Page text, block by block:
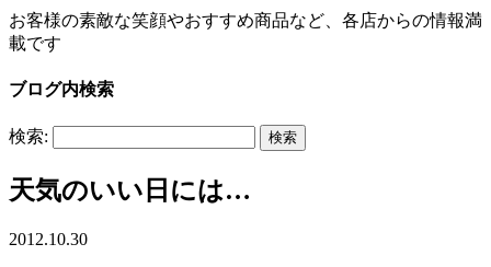
お客様の素敵な笑顔やおすすめ商品など、各店からの情報満
載です
ブログ内検索
検索:
天気のいい日には…
2012.10.30